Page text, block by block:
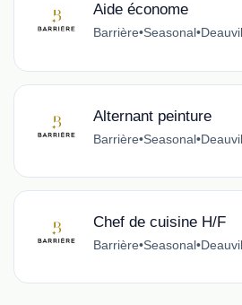
Aide économe
Barrière•Seasonal•
Alternant peinture
Barrière•Seasonal•
Chef de cuisine H/F
Barrière•Seasonal•